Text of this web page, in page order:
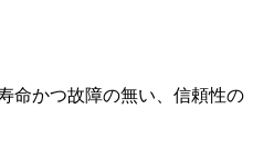
命かつ故障の無い、信頼性の